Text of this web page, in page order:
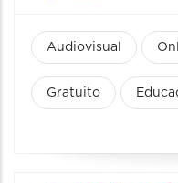
Audiovisual
Gratuito